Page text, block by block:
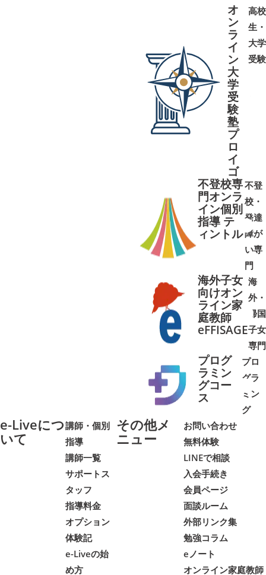
オ
ン
ラ
イ
ン
大
学
受
験
塾
プ
ロ
イ
ゴ
高校
生・
大学
受験
不登校専
門オンラ
イン個別
指導 テ
ィントル
不登
校・
発達
障が
い専
門
➜➜
海外子女
向けオン
ライン家
庭教師
eFFISAGE
海
外・
帰国
子女
専門
➜➜
プログ
ラミン
グコー
ス
プロ
グラ
ミン
グ
➜➜
e-Liveにつ
いて
講師・個別
指導
講師一覧
サポートス
タッフ
指導料金
オプション
体験記
e-Liveの始
め方
その他メ
ニュー
お問い合わせ
無料体験
LINEで相談
入会手続き
会員ページ
面談ルーム
外部リンク集
勉強コラム
eノート
オンライン家庭教師